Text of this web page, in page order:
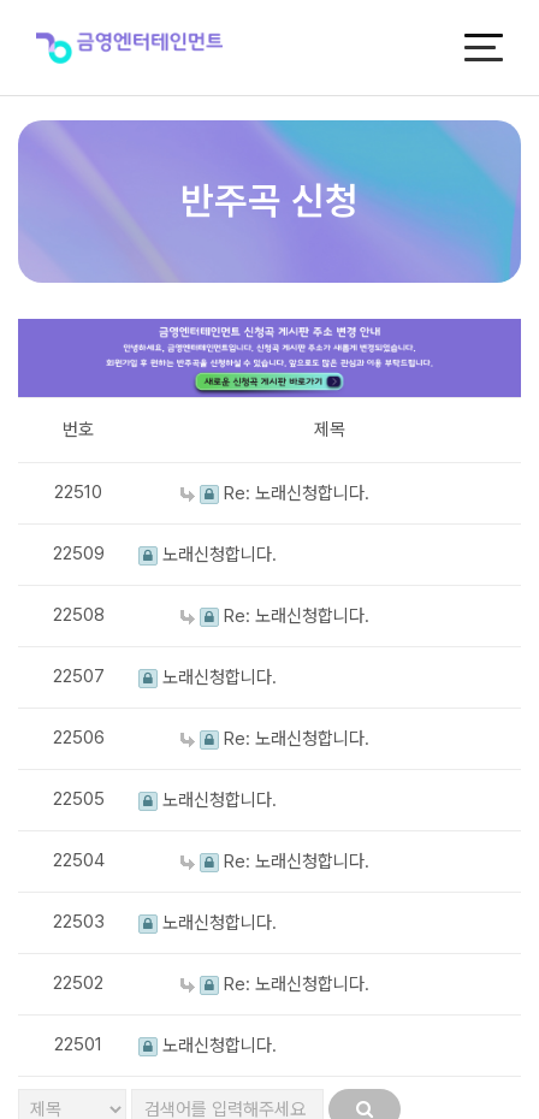
반주곡 신청
번호 제목
22510 Re: 노래신청합니다.
22509 노래신청합니다.
22508 Re: 노래신청합니다.
22507 노래신청합니다.
22506 Re: 노래신청합니다.
22505 노래신청합니다.
22504 Re: 노래신청합니다.
22503 노래신청합니다.
22502 Re: 노래신청합니다.
22501 노래신청합니다.